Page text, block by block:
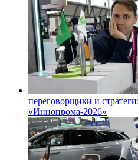
переговорщики и
«Иннопрома-2026»